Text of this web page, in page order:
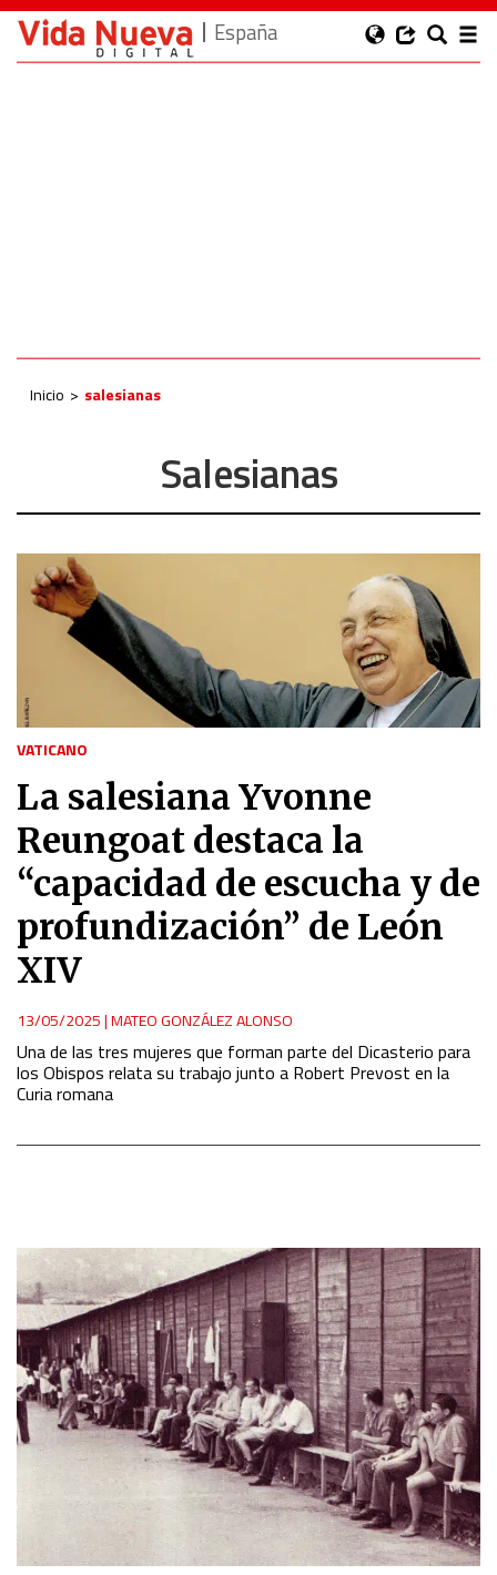
España
Inicio salesianas
Salesianas
VATICANO
La salesiana Yvonne
Reungoat destaca la
“capacidad de escucha y de
profundización” de León
XIV
13/05/2025|MATEO GONZÁLEZ ALONSO
Una de las tres mujeres que forman parte del Dicasterio para
los Obispos relata su trabajo junto a Robert Prevost en la
Curia romana